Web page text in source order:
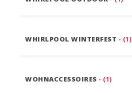
WHIRLPOOL WINTERFEST - (1)
WOHNACCESSOIRES - (1)